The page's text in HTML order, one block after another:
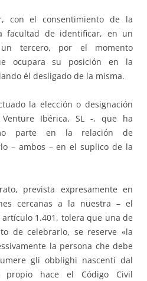
con el consentimiento de la
facultad de identificar, en un
tercero, por el momento
ocupara su posición en la
él desligado de la misma.
la elección o designación
Ibérica, SL -, que ha
parte en la relación de
– ambos – en el suplico de la
prevista expresamente en
cercanas a la nuestra – el
1.401, tolera que una de
de celebrarlo, se reserve «la
la persona che debe
gli obblighi nascenti dal
hace el Código Civil